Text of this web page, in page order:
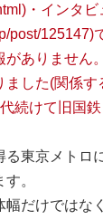
・インタビ
post/125147)
がありません
ました(関係す
続けて旧国
る東京メトロ
。
幅だけではな